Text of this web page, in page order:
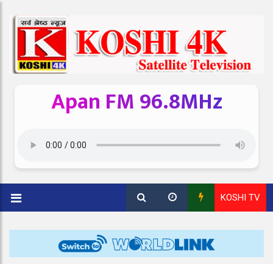
Apan FM 96.8MHz
KOSHI TV